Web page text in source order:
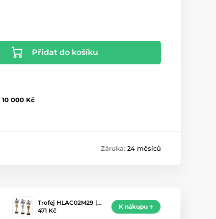
Přidat do košíku
10 000 Kč
Záruka: 24 měsíců
Trofej HLAC02M29 |…
471 Kč
K nákupu